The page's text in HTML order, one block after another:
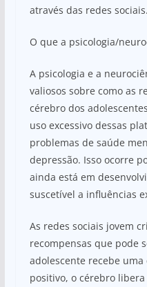
através das redes sociais.
O que a psicologia/
A psicologia e a
valiosos sobre como as
cérebro dos
uso excessivo dessas
problemas de saúde
depressão. Isso ocorre
ainda está em
suscetível a influências
As redes sociais jovem
recompensas que pode
adolescente recebe
positivo, o cérebro